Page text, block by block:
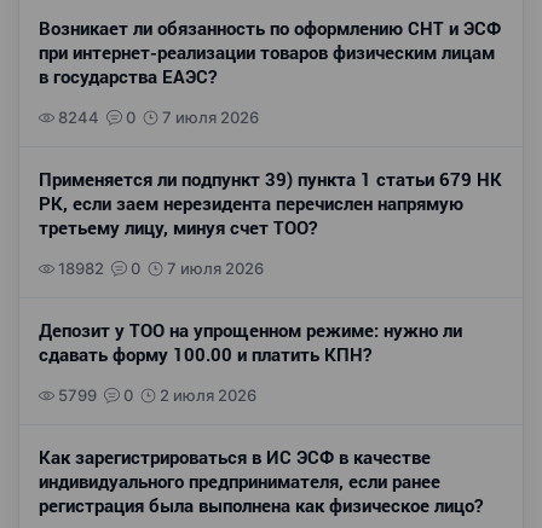
Возникает ли обязанность по оформлению СНТ и ЭСФ
при интернет-реализации товаров физическим лицам
в государства ЕАЭС?
8244 0 7 июля 2026
Применяется ли подпункт 39) пункта 1 статьи 679 НК
РК, если заем нерезидента перечислен напрямую
третьему лицу, минуя счет ТОО?
18982 0 7 июля 2026
Депозит у ТОО на упрощенном режиме: нужно ли
сдавать форму 100.00 и платить КПН?
5799 0 2 июля 2026
Как зарегистрироваться в ИС ЭСФ в качестве
индивидуального предпринимателя, если ранее
регистрация была выполнена как физическое лицо?